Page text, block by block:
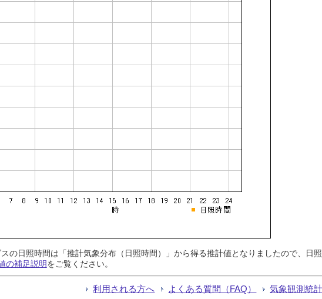
の日照時間は「推計気象分布（日照時間）」から得る推計値となりましたので、日
の補足説明をご覧ください。
利用される方へ よくある質問（FAQ） 気象観測統